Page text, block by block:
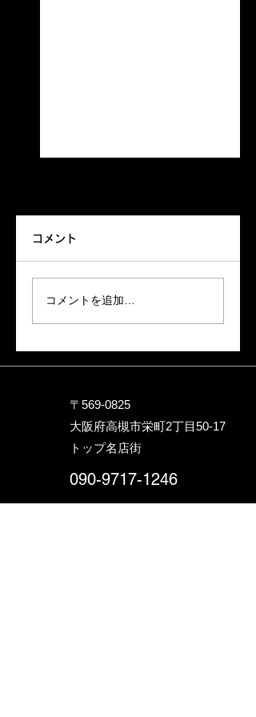
HIDEAWAY暑くても元
気にランチオープンし
さんお勧めの一枚
Groovintｼｬﾂ着てお待ち
コメント
コメントを追加…
〒569-0825
大阪府高槻市栄町2丁目50-17
トップ名店街
090-9717-1246